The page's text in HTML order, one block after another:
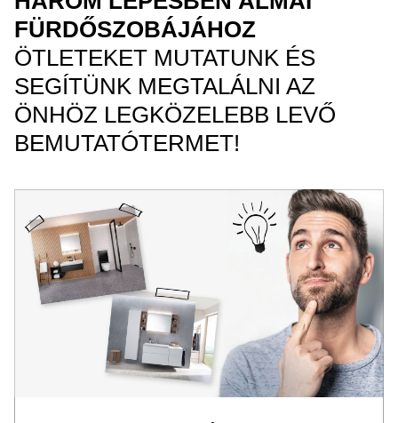
FÜRDŐSZOBÁJÁHOZ
ÖTLETEKET MUTATUNK ÉS
SEGÍTÜNK MEGTALÁLNI AZ
ÖNHÖZ LEGKÖZELEBB LEVŐ
BEMUTATÓTERMET!